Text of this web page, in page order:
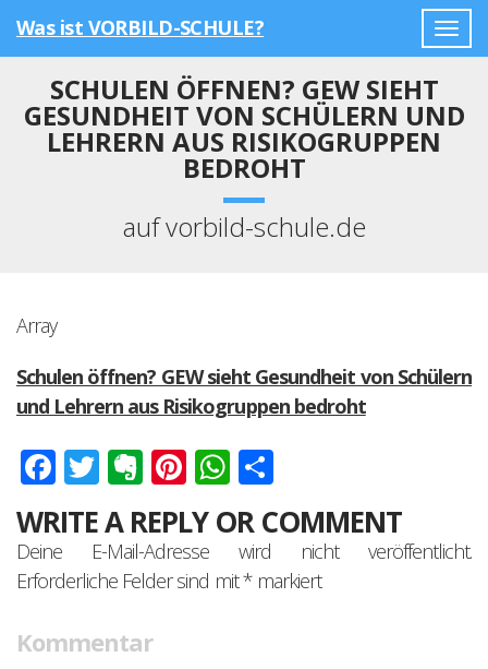
Was ist VORBILD-SCHULE?
SCHULEN ÖFFNEN? GEW SIEHT
GESUNDHEIT VON SCHÜLERN UND
LEHRERN AUS RISIKOGRUPPEN
BEDROHT
auf vorbild-schule.de
Array
Schulen öffnen? GEW sieht Gesundheit von Schülern
und Lehrern aus Risikogruppen bedroht
Facebook
Twitter
Evernote
Pinterest
WhatsApp
WRITE A REPLY OR COMMENT
Deine E-Mail-Adresse wird nicht veröffentlicht.
Erforderliche Felder sind mit*markiert
Kommentar